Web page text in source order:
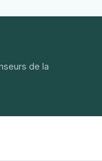
de la